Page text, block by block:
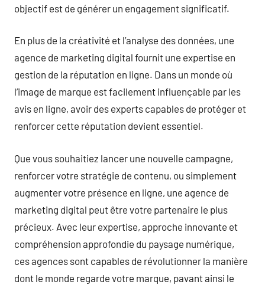
objectif est de générer un engagement significatif.
En plus de la créativité et l’analyse des données, une
agence de marketing digital fournit une expertise en
gestion de la réputation en ligne. Dans un monde où
l’image de marque est facilement influençable par les
avis en ligne, avoir des experts capables de protéger et
renforcer cette réputation devient essentiel.
Que vous souhaitiez lancer une nouvelle campagne,
renforcer votre stratégie de contenu, ou simplement
augmenter votre présence en ligne, une agence de
marketing digital peut être votre partenaire le plus
précieux. Avec leur expertise, approche innovante et
compréhension approfondie du paysage numérique,
ces agences sont capables de révolutionner la manière
dont le monde regarde votre marque, pavant ainsi le